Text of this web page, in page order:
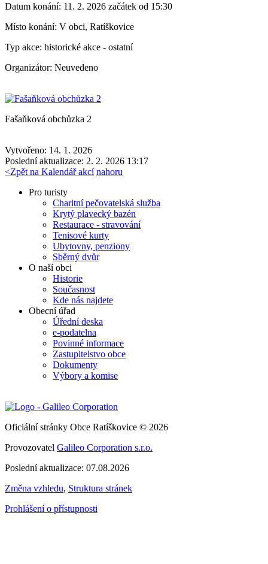
Datum konání: 11. 2. 2026 začátek od 15:30
Místo konání: V obci, Ratíškovice
Typ akce: historické akce - ostatní
Organizátor: Neuvedeno
Fašaňková obchůzka 2
Vytvořeno: 14. 1. 2026
Poslední aktualizace: 2. 2. 2026 13:17
<Zpět na Kalendář akcí nahoru
Pro turisty
Charitní pečovatelská služba
Krytý plavecký bazén
Restaurace - stravování
Tenisové kurty
Ubytovny, penziony
Sběrný dvůr
O naší obci
Historie
Současnost
Kde nás najdete
Obecní úřad
Úřední deska
e-podatelna
Povinné informace
Zastupitelstvo obce
Dokumenty
Výbory a komise
Oficiální stránky Obce Ratíškovice © 2026
Provozovatel Galileo Corporation s.r.o.
Poslední aktualizace: 07.08.2026
Změna vzhledu, Struktura stránek
Prohlášení o přístupnosti